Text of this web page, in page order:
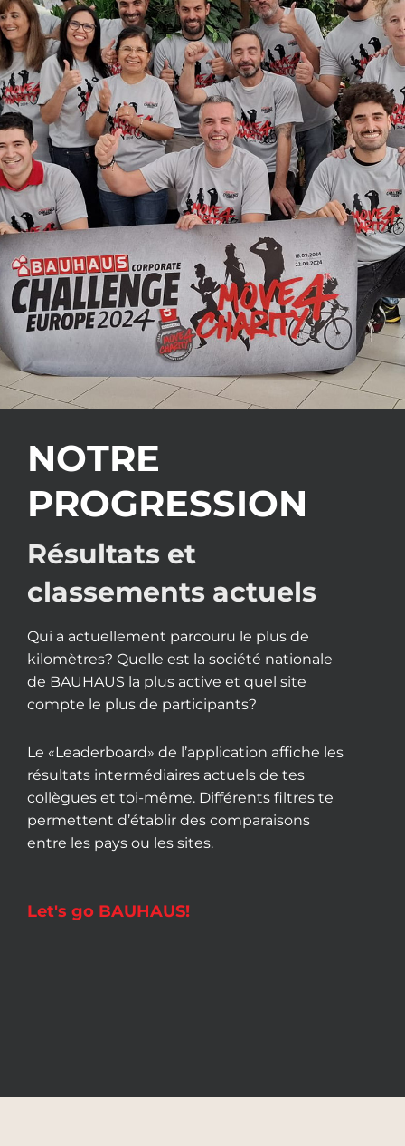
NOTRE
PROGRESSION
Résultats et
classements actuels
Qui a actuellement parcouru le plus de
kilomètres? Quelle est la société nationale
de BAUHAUS la plus active et quel site
compte le plus de participants?
Le «Leaderboard» de l’application affiche les
résultats intermédiaires actuels de tes
collègues et toi-même. Différents filtres te
permettent d’établir des comparaisons
entre les pays ou les sites.
Let's go BAUHAUS!